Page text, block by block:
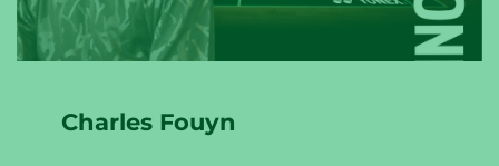
Charles Fouyn